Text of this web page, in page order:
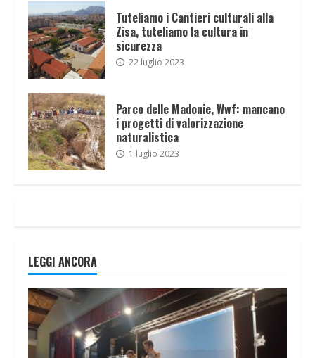
Tuteliamo i Cantieri culturali alla
Zisa, tuteliamo la cultura in
sicurezza
22 luglio 2023
Parco delle Madonie, Wwf: mancano
i progetti di valorizzazione
naturalistica
1 luglio 2023
LEGGI ANCORA